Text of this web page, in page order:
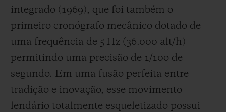
integrado (1969), que foi também o
primeiro cronógrafo mecânico dotado de
uma frequência de 5 Hz ( 36.000 alt/h)
permitindo uma precisão de 1/10o de
segundo. Em uma fusão perfeita entre
tradição e inovação, esse movimento
lendário totalmente esqueletizado possui